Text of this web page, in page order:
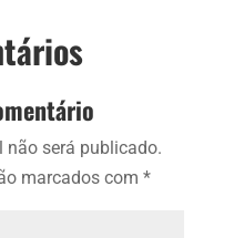
não será publicado.
marcados com*